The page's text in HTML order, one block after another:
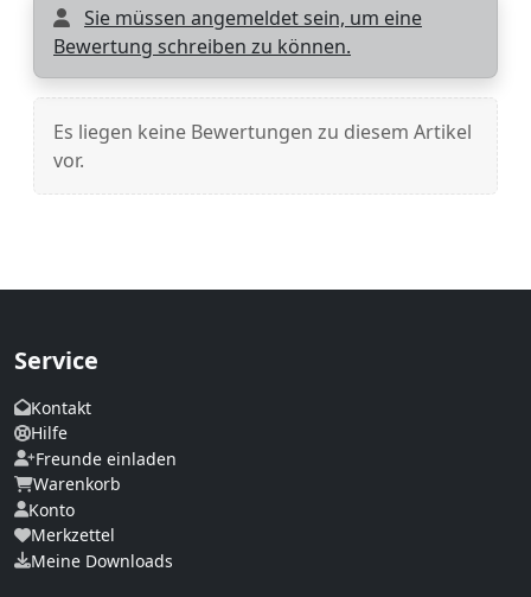
Sie müssen angemeldet sein, um eine
Bewertung schreiben zu können.
Es liegen keine Bewertungen zu diesem Artikel
vor.
Service
Kontakt
Hilfe
Freunde einladen
Warenkorb
Konto
Merkzettel
Meine Downloads